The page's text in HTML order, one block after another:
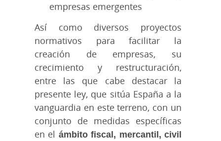
empresas emergentes
Así como diversos proyectos
normativos para facilitar la
creación de empresas, su
crecimiento y restructuración,
entre las que cabe destacar la
presente ley, que sitúa España a la
vanguardia en este terreno, con un
conjunto de medidas específicas
en el ámbito fiscal, mercantil, civil